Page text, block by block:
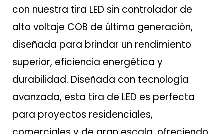
con nuestra tira LED sin controlador de
alto voltaje COB de última generación,
diseñada para brindar un rendimiento
superior, eficiencia energética y
durabilidad. Diseñada con tecnología
avanzada, esta tira de LED es perfecta
para proyectos residenciales,